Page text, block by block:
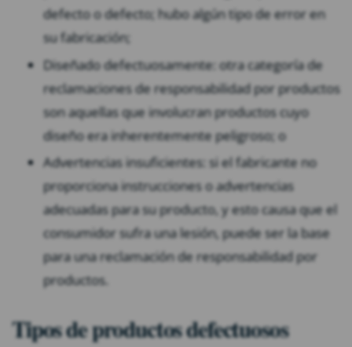
defecto o defecto; hubo algún tipo de error en
su fabricación;
Diseñado defectuosamente: otra categoría de
reclamaciones de responsabilidad por productos
son aquellas que involucran productos cuyo
diseño era inherentemente peligroso; o
Advertencias insuficientes: si el fabricante no
proporciona instrucciones o advertencias
adecuadas para su producto, y esto causa que el
consumidor sufra una lesión, puede ser la base
para una reclamación de responsabilidad por
productos.
Tipos de productos defectuosos